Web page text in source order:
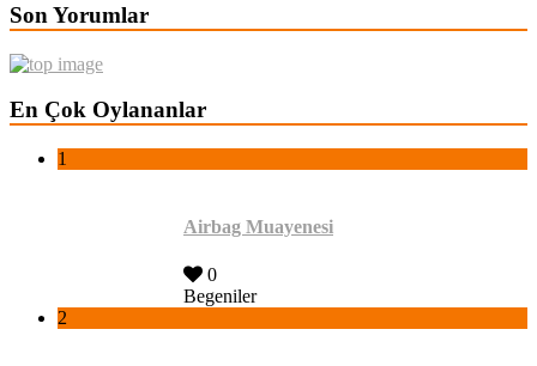
Son Yorumlar
En Çok Oylananlar
1
Airbag Muayenesi
0
Begeniler
2